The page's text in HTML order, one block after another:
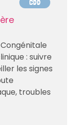
CDD
: suivre
les signes
troubles